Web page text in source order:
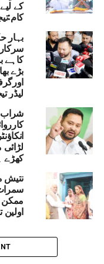
کئی لوگ ضمانت بھی
بھی شراب کے نام
استحصال کر رہی
ہوئے انہوں نے کہا
فلاپ ہو گئی ہے۔
تیجسوی یادو نے پاسی
کہ اب ووٹوں سے حکومت
حکومت بنانے کی
درجہ ملنے سے اس
حالت بہتر ہوگی۔ اس
ذخیرہ کرنے والا مٹی کا
RELATED TOPICS:
BIHAR NEWS
RJD LEADER
YADAV
سے
کے
بہار
کاہے
بڑے
لیڈر
شراب
کھڑے
نتیش
ممکن